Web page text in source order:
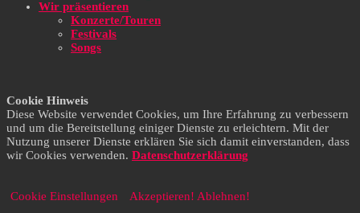
Wir präsentieren
Konzerte/Touren
Festivals
Songs
Cookie Hinweis
Diese Website verwendet Cookies, um Ihre Erfahrung zu verbessern
und um die Bereitstellung einiger Dienste zu erleichtern. Mit der
Nutzung unserer Dienste erklären Sie sich damit einverstanden, dass
wir Cookies verwenden. Datenschutzerklärung
Cookie Einstellungen Akzeptieren! Ablehnen!